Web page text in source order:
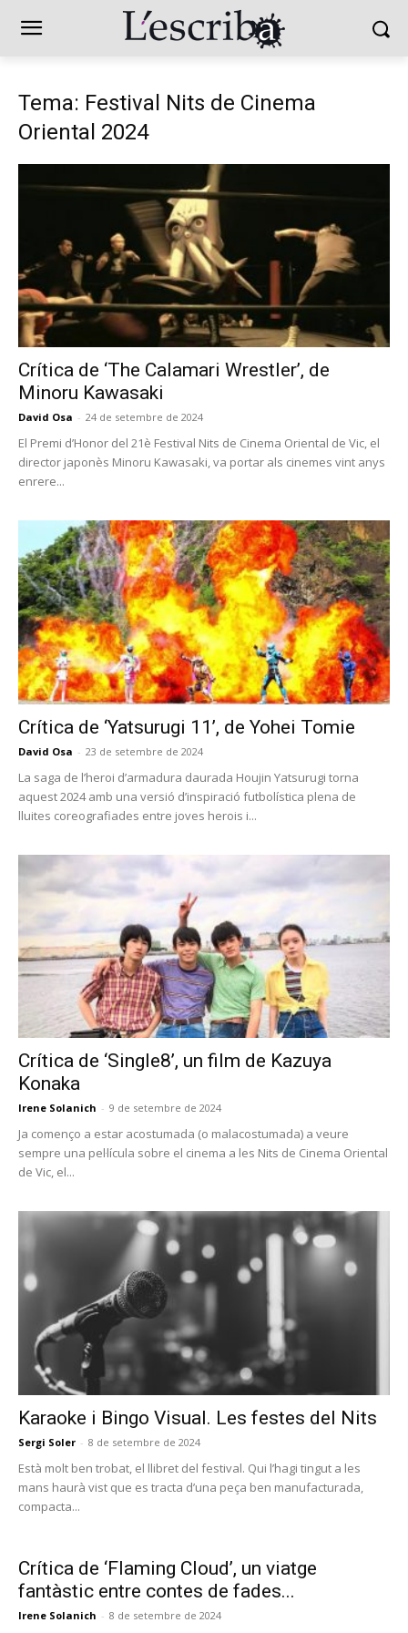
Tema: Festival Nits de Cinema
Oriental 2024
Crítica de ‘The Calamari Wrestler’, de
Minoru Kawasaki
David Osa - 24 de setembre de 2024
El Premi d’Honor del 21è Festival Nits de Cinema Oriental de Vic, el
director japonès Minoru Kawasaki, va portar als cinemes vint anys
enrere...
Crítica de ‘Yatsurugi 11’, de Yohei Tomie
David Osa - 23 de setembre de 2024
La saga de l’heroi d’armadura daurada Houjin Yatsurugi torna
aquest 2024 amb una versió d’inspiració futbolística plena de
lluites coreografiades entre joves herois i...
Crítica de ‘Single8’, un film de Kazuya
Konaka
Irene Solanich - 9 de setembre de 2024
Ja començo a estar acostumada (o malacostumada) a veure
sempre una pel·lícula sobre el cinema a les Nits de Cinema Oriental
de Vic, el...
Karaoke i Bingo Visual. Les festes del Nits
Sergi Soler - 8 de setembre de 2024
Està molt ben trobat, el llibret del festival. Qui l’hagi tingut a les
mans haurà vist que es tracta d’una peça ben manufacturada,
compacta...
Crítica de ‘Flaming Cloud’, un viatge
fantàstic entre contes de fades...
Irene Solanich - 8 de setembre de 2024